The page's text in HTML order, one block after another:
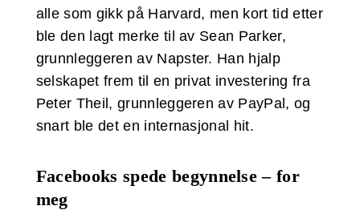
alle som gikk på Harvard, men kort tid etter
ble den lagt merke til av Sean Parker,
grunnleggeren av Napster. Han hjalp
selskapet frem til en privat investering fra
Peter Theil, grunnleggeren av PayPal, og
snart ble det en internasjonal hit.
Facebooks spede begynnelse – for
meg